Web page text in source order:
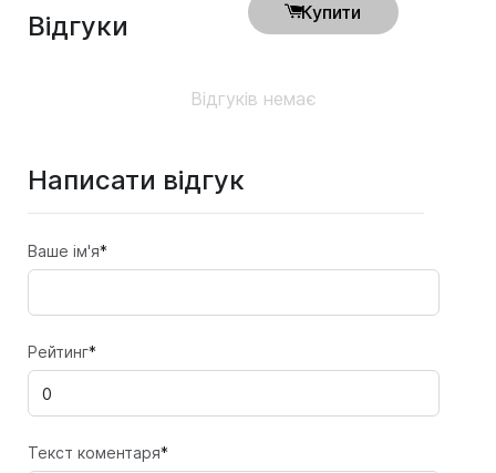
Купити
Відгуки
Відгуків немає
Написати відгук
Ваше ім'я*
Рейтинг*
Текст коментаря*